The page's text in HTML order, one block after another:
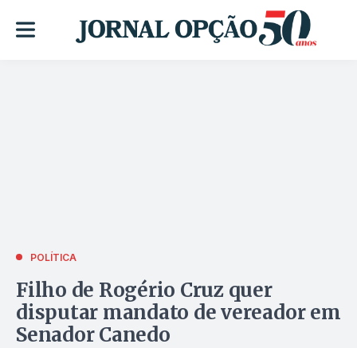
POLÍTICA
Filho de Rogério Cruz quer
disputar mandato de vereador em
Senador Canedo